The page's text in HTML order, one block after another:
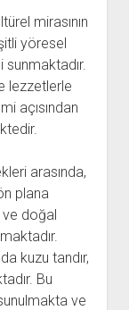
mirasının
yöresel
sunmaktadır.
lezzetlerle
açısından
arasında,
plana
ve doğal
kuzu tandır,
Bu
ve